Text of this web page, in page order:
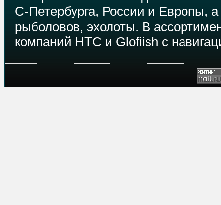
С-Петербурга, России и Европы, а
рыболовов, эхолоты. В
компаний HTC и Glofiish с